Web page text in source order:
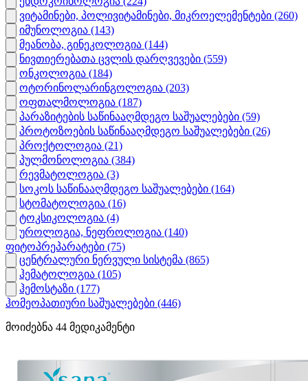
ვიტამინები, პოლივიტამინები, მიკროელემენტები (260)
იმუნოლოგია (143)
მეანობა, გინეკოლოგია (144)
ნივთიერებათა ცვლის დარღვევები (559)
ონკოლოგია (184)
ოტორინოლარინგოლოგია (203)
ოფთალმოლოგია (187)
პარაზიტების საწინააღმდეგო საშუალებები (59)
პროტოზოების საწინააღმდეგო საშუალებები (26)
პროქტოლოგია (21)
პულმონოლოგია (384)
რევმატოლოგია (3)
სოკოს საწინააღმდეგო საშუალებები (164)
სტომატოლოგია (16)
ტოკსიკოლოგია (4)
უროლოგია, ნეფროლოგია (140)
ფიტოპრეპარატები (75)
ცენტრალური ნერვული სისტემა (865)
ჰემატოლოგია (105)
ჰემოსტაზი (177)
ჰომეოპათიური საშუალებები (446)
მოიძებნა 44 მედიკამენტი